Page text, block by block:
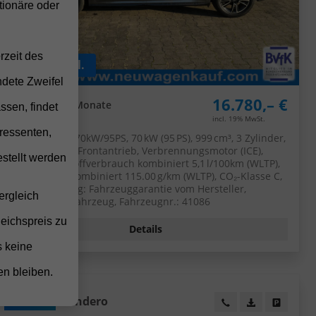
UVL: 3,5 - 5 Monate 16.780,– €
incl. 19% MwSt.
ab 130,– € mtl.
5-türig, 1.0 TSI 70kW/95PS, 70 kW (95 PS), 999 cm³, 3 Zylinder,
Schalt. 5-Gang, Frontantrieb, Verbrennungsmotor (ICE),
Benzin, Kraftstoffverbrauch kombiniert 5,1 l/100km (WLTP),
CO₂-Emission kombiniert 115.00 g/km (WLTP), CO₂-Klasse C,
Garantieleistung: Fahrzeuggarantie vom Hersteller,
Nichtraucher-Fahrzeug, Fahrzeugnr.: 41086
Details
druckenSandero Wir rufen Sie an!
PDF-Datei,
oder
des
Zweifel
findet
werden
zu
keine
bleiben.